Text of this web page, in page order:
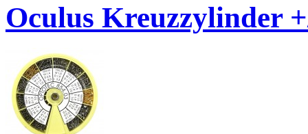
Oculus Kreuzzylinder